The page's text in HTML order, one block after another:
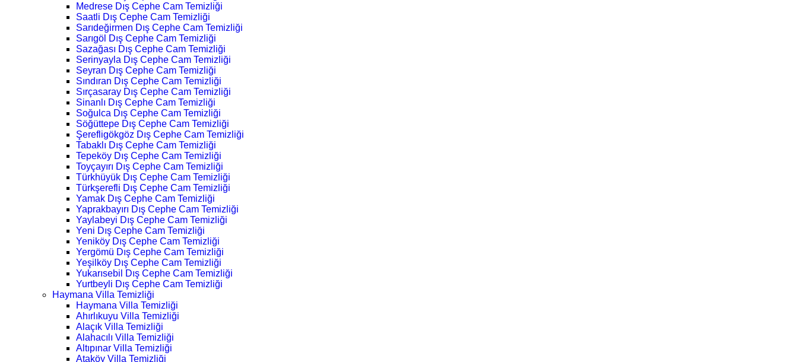
Medrese Dış Cephe Cam Temizliği
Saatli Dış Cephe Cam Temizliği
Sarıdeğirmen Dış Cephe Cam Temizliği
Sarıgöl Dış Cephe Cam Temizliği
Sazağası Dış Cephe Cam Temizliği
Serinyayla Dış Cephe Cam Temizliği
Seyran Dış Cephe Cam Temizliği
Sındıran Dış Cephe Cam Temizliği
Sırçasaray Dış Cephe Cam Temizliği
Sinanlı Dış Cephe Cam Temizliği
Soğulca Dış Cephe Cam Temizliği
Söğüttepe Dış Cephe Cam Temizliği
Şerefligökgöz Dış Cephe Cam Temizliği
Tabaklı Dış Cephe Cam Temizliği
Tepeköy Dış Cephe Cam Temizliği
Toyçayırı Dış Cephe Cam Temizliği
Türkhüyük Dış Cephe Cam Temizliği
Türkşerefli Dış Cephe Cam Temizliği
Yamak Dış Cephe Cam Temizliği
Yaprakbayırı Dış Cephe Cam Temizliği
Yaylabeyi Dış Cephe Cam Temizliği
Yeni Dış Cephe Cam Temizliği
Yeniköy Dış Cephe Cam Temizliği
Yergömü Dış Cephe Cam Temizliği
Yeşilköy Dış Cephe Cam Temizliği
Yukarısebil Dış Cephe Cam Temizliği
Yurtbeyli Dış Cephe Cam Temizliği
Haymana Villa Temizliği
Haymana Villa Temizliği
Ahırlıkuyu Villa Temizliği
Alaçık Villa Temizliği
Alahacılı Villa Temizliği
Altıpınar Villa Temizliği
Ataköy Villa Temizliği